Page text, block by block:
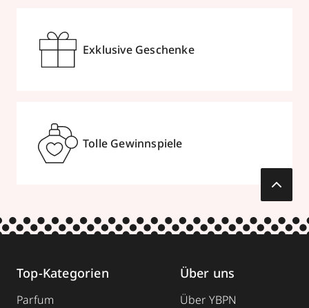
Exklusive Geschenke
Tolle Gewinnspiele
Top-Kategorien
Parfum
Über uns
Über YBPN